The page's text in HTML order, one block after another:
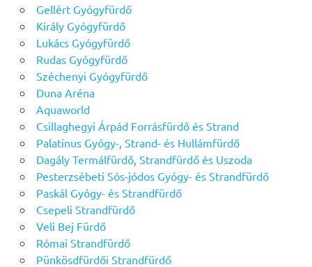
Gellért Gyógyfürdő
Király Gyógyfürdő
Lukács Gyógyfürdő
Rudas Gyógyfürdő
Széchenyi Gyógyfürdő
Duna Aréna
Aquaworld
Csillaghegyi Árpád Forrásfürdő és Strand
Palatinus Gyógy-, Strand- és Hullámfürdő
Dagály Termálfürdő, Strandfürdő és Uszoda
Pesterzsébeti Sós-jódos Gyógy- és Strandfürdő
Paskál Gyógy- és Strandfürdő
Csepeli Strandfürdő
Veli Bej Fürdő
Római Strandfürdő
Pünkösdfürdői Strandfürdő